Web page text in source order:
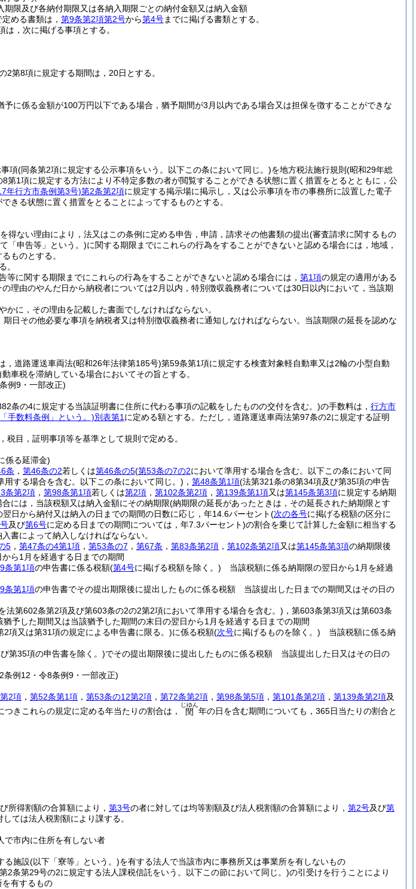
限及び各納付期限又は各納入期限ごとの納付金額又は納入金額
める書類は， 第9条第2項第2号から第4号までに掲げる書類とする。
，次に掲げる事項とする。
第8項に規定する期間は，20日とする。
に係る金額が100万円以下である場合，猶予期間が3月以内である場合又は担保を徴することができな
項(同条第2項に規定する公示事項をいう。以下この条において同じ。)を地方税法施行規則 (昭和29年総
8第1項に規定する方法により不特定多数の者が閲覧することができる状態に置く措置をとるとともに，公
年行方市条例第3号)第2条第2項に規定する掲示場に掲示し，又は公示事項を市の事務所に設置した電子
きる状態に置く措置をとることによってするものとする。
得ない理由により，法又はこの条例に定める申告，申請，請求その他書類の提出(審査請求に関するもの
「申告等」という。)に関する期限までにこれらの行為をすることができないと認める場合には，地域，
ものとする。
。
に関する期限までにこれらの行為をすることができないと認める場合には， 第1項の規定の適用がある
理由のやんだ日から納税者については2月以内，特別徴収義務者については30日以内において，当該期
かに，その理由を記載した書面でしなければならない。
日その他必要な事項を納税者又は特別徴収義務者に通知しなければならない。 当該期限の延長を認めな
，道路運送車両法(昭和26年法律第185号)第59条第1項に規定する検査対象軽自動車又は2輪の小型自動
車税を滞納している場合においてその旨とする。
例9・一部改正)
条の4に規定する当該証明書に住所に代わる事項の記載をしたものの交付を含む。)の手数料は， 行方市
手数料条例」という。)別表第1 に定める額とする。 ただし，道路運送車両法第97条の2に規定する証明
目，証明事項等を基準として規則で定める。
係る延滞金)
条 ， 第46条の2若しくは第46条の5(第53条の7の2において準用する場合を含む。以下この条において同
用する場合を含む。以下この条において同じ。) ， 第48条第1項(法第321条の8第34項及び第35項の申告
条第2項 ， 第98条第1項若しくは第2項 ， 第102条第2項 ， 第139条第1項又は第145条第3項に規定する納期
には，当該税額又は納入金額にその納期限(納期限の延長があったときは，その延長された納期限とす
翌日から納付又は納入の日までの期間の日数に応じ，年14.6パーセント(次の各号に掲げる税額の区分に
及び第6号に定める日までの期間については，年7.3パーセント)の割合を乗じて計算した金額に相当する
書によって納入しなければならない。
5 ， 第47条の4第1項 ， 第53条の7 ， 第67条 ， 第83条第2項 ， 第102条第2項又は第145条第3項の納期限後
ら1月を経過する日までの期間
条第1項の申告書に係る税額(第4号に掲げる税額を除く。) 当該税額に係る納期限の翌日から1月を経過
条第1項の申告書でその提出期限後に提出したものに係る税額 当該提出した日までの期間又はその日の
法第602条第2項及び第603条の2の2第2項において準用する場合を含む。) ，第603条第3項又は第603条
予した期間又は当該猶予した期間の末日の翌日から1月を経過する日までの期間
項又は第31項の規定による申告書に限る。)に係る税額(次号に掲げるものを除く。) 当該税額に係る納
第35項の申告書を除く。)でその提出期限後に提出したものに係る税額 当該提出した日又はその日の
例12・令8条例9・一部改正)
2項 ， 第52条第1項 ， 第53条の12第2項 ， 第72条第2項 ， 第98条第5項 ， 第101条第2項 ， 第139条第2項及
きこれらの規定に定める年当たりの割合は， 閏
じゆん
年の日を含む期間についても，365日当たりの割合と
所得割額の合算額により， 第3号の者に対しては均等割額及び法人税割額の合算額により， 第2号及び第
しては法人税割額により課する。
で市内に住所を有しない者
る施設(以下「寮等」という。)を有する法人で当該市内に事務所又は事業所を有しないもの
第2条第29号の2に規定する法人課税信託をいう。以下この節において同じ。)の引受けを行うことにより
有するもの